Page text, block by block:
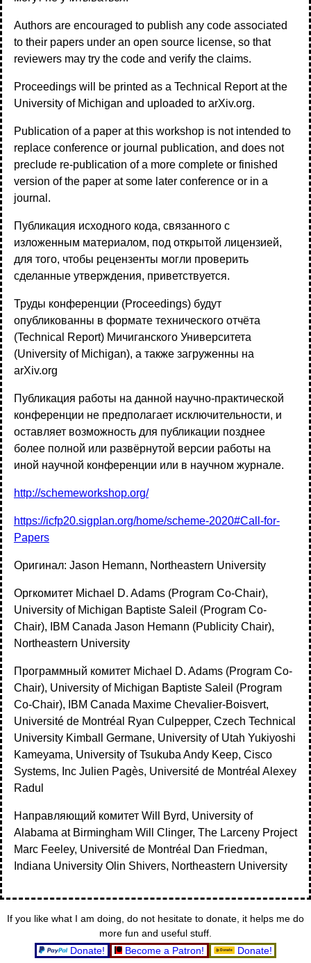
Authors are encouraged to publish any code associated
to their papers under an open source license, so that
reviewers may try the code and verify the claims.
Proceedings will be printed as a Technical Report at the
University of Michigan and uploaded to arXiv.org.
Publication of a paper at this workshop is not intended to
replace conference or journal publication, and does not
preclude re-publication of a more complete or finished
version of the paper at some later conference or in a
journal.
Публикация исходного кода, связанного с
изложенным материалом, под открытой лицензией,
для того, чтобы рецензенты могли проверить
сделанные утверждения, приветствуется.
Труды конференции (Proceedings) будут
опубликованны в формате технического отчёта
(Technical Report) Мичиганского Университета
(University of Michigan), а также загруженны на
arXiv.org
Публикация работы на данной научно-практической
конференции не предполагает исключительности, и
оставляет возможность для публикации позднее
более полной или развёрнутой версии работы на
иной научной конференции или в научном журнале.
http://schemeworkshop.org/
https://icfp20.sigplan.org/home/scheme-2020#Call-for-
Papers
Оригинал: Jason Hemann, Northeastern University
Оргкомитет Michael D. Adams (Program Co-Chair),
University of Michigan Baptiste Saleil (Program Co-
Chair), IBM Canada Jason Hemann (Publicity Chair),
Northeastern University
Программный комитет Michael D. Adams (Program Co-
Chair), University of Michigan Baptiste Saleil (Program
Co-Chair), IBM Canada Maxime Chevalier-Boisvert,
Université de Montréal Ryan Culpepper, Czech Technical
University Kimball Germane, University of Utah Yukiyoshi
Kameyama, University of Tsukuba Andy Keep, Cisco
Systems, Inc Julien Pagès, Université de Montréal Alexey
Radul
Направляющий комитет Will Byrd, University of
Alabama at Birmingham Will Clinger, The Larceny Project
Marc Feeley, Université de Montréal Dan Friedman,
Indiana University Olin Shivers, Northeastern University
If you like what I am doing, do not hesitate to donate, it helps me do
more fun and useful stuff.
Donate!
Become a Patron! Donate!